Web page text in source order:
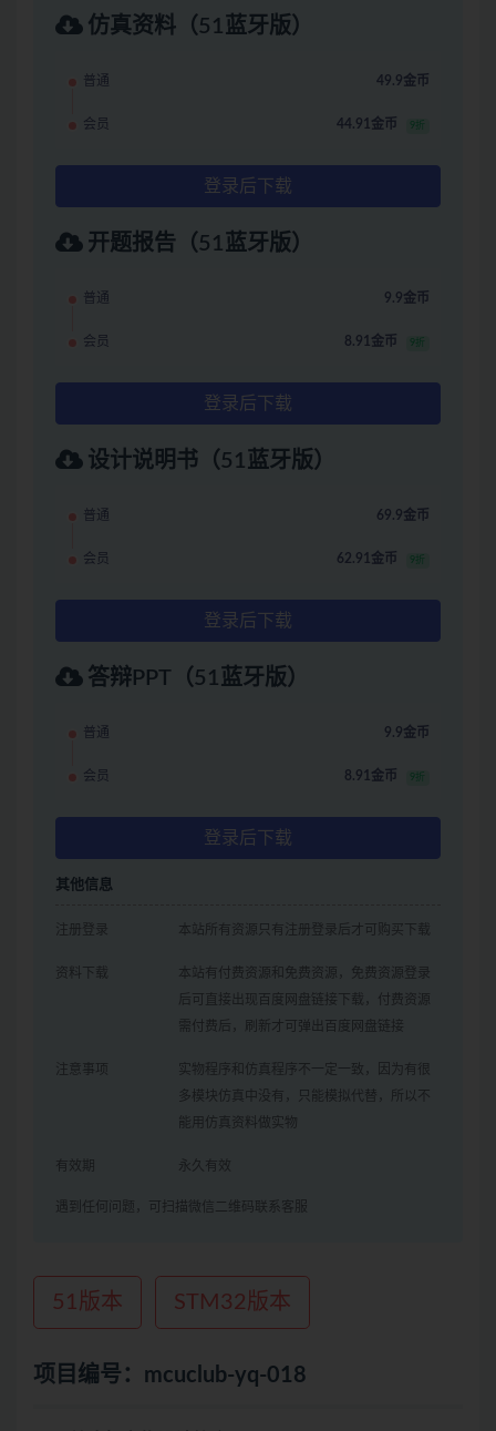
仿真资料（51蓝牙版）
普通 49.9金币
会员 44.91金币 9折
登录后下载
开题报告（51蓝牙版）
普通 9.9金币
会员 8.91金币 9折
登录后下载
设计说明书（51蓝牙版）
普通 69.9金币
会员 62.91金币 9折
登录后下载
答辩PPT（51蓝牙版）
普通 9.9金币
会员 8.91金币 9折
登录后下载
其他信息
注册登录 本站所有资源只有注册登录后才可购买下载
资料下载
本站有付费资源和免费资源，免费资源登录
后可直接出现百度网盘链接下载，付费资源
需付费后，刷新才可弹出百度网盘链接
注意事项
实物程序和仿真程序不一定一致，因为有很
多模块仿真中没有，只能模拟代替，所以不
能用仿真资料做实物
有效期 永久有效
遇到任何问题，可扫描微信二维码联系客服
51版本 STM32版本
项目编号：mcuclub-yq-018